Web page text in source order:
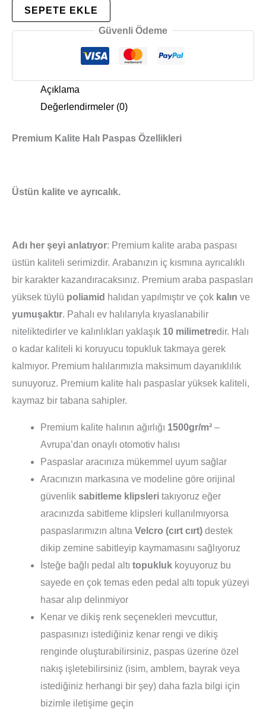
SEPETE EKLE
Güvenli Ödeme
Açıklama
Değerlendirmeler (0)
Premium Kalite Halı Paspas Özellikleri
Üstün kalite ve ayrıcalık.
Adı her şeyi anlatıyor: Premium kalite araba paspası
üstün kaliteli serimizdir. Arabanızın iç kısmına ayrıcalıklı
bir karakter kazandıracaksınız. Premium araba paspasları
yüksek tüylü poliamid halıdan yapılmıştır ve çok kalın ve
yumuşaktır. Pahalı ev halılarıyla kıyaslanabilir
niteliktedirler ve kalınlıkları yaklaşık 10 milimetredir. Halı
o kadar kaliteli ki koruyucu topukluk takmaya gerek
kalmıyor. Premium halılarımızla maksimum dayanıklılık
sunuyoruz. Premium kalite halı paspaslar yüksek kaliteli,
kaymaz bir tabana sahipler.
Premium kalite halının ağırlığı 1500gr/m² –
Avrupa’dan onaylı otomotiv halısı
Paspaslar aracınıza mükemmel uyum sağlar
Aracınızın markasına ve modeline göre orijinal
güvenlik sabitleme klipsleri takıyoruz eğer
aracınızda sabitleme klipsleri kullanılmıyorsa
paspaslarımızın altına Velcro (cırt cırt) destek
dikip zemine sabitleyip kaymamasını sağlıyoruz
İsteğe bağlı pedal altı topukluk koyuyoruz bu
sayede en çok temas eden pedal altı topuk yüzeyi
hasar alıp delinmiyor
Kenar ve dikiş renk seçenekleri mevcuttur,
paspasınızı istediğiniz kenar rengi ve dikiş
renginde oluşturabilirsiniz, paspas üzerine özel
nakış işletebilirsiniz (isim, amblem, bayrak veya
istediğiniz herhangi bir şey) daha fazla bilgi için
bizimle iletişime geçin